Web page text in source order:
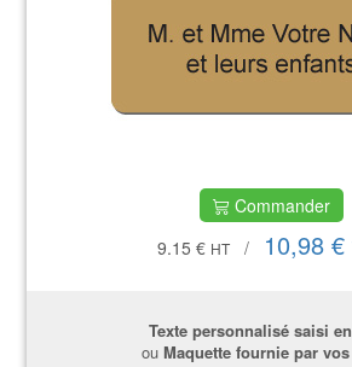
Commander
9.15 € HT / 10,98 €
Texte personnalisé saisi
ou Maquette fournie par